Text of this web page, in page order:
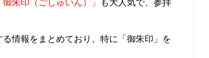
御朱印（ごしゅいん）」
も大人気で、参拝
情報をまとめており、特に「御朱印」を